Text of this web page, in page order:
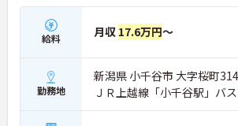
給料 月収 17.6万円～
勤務地
新潟県 小千谷市 大字桜町
ＪＲ上越線「小千谷駅」バ